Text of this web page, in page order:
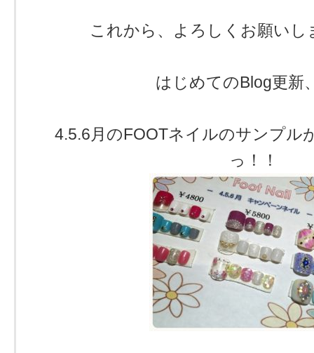
これから、よろしくお願い
はじめてのBlog更新
4.5.6月のFOOTネイルのサンプル
っ！！